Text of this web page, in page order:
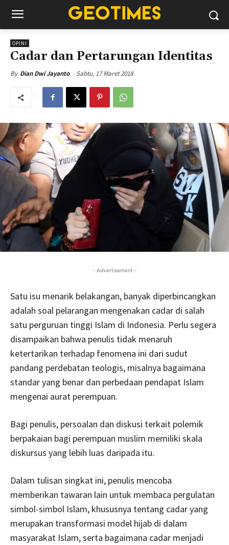
OPINI
Cadar dan Pertarungan Identitas
By Dian Dwi Jayanto Sabtu, 17 Maret 2018
- Advertisement -
Satu isu menarik belakangan, banyak diperbincangkan
adalah soal pelarangan mengenakan cadar di salah
satu perguruan tinggi Islam di Indonesia. Perlu segera
disampaikan bahwa penulis tidak menaruh
ketertarikan terhadap fenomena ini dari sudut
pandang perdebatan teologis, misalnya bagaimana
standar yang benar dan perbedaan pendapat Islam
mengenai aurat perempuan.
Bagi penulis, persoalan dan diskusi terkait polemik
berpakaian bagi perempuan muslim memiliki skala
diskursus yang lebih luas daripada itu.
Dalam tulisan singkat ini, penulis mencoba
memberikan tawaran lain untuk membaca pergulatan
simbol-simbol Islam, khususnya tentang cadar yang
merupakan transformasi model hijab di dalam
masyarakat Islam, serta bagaimana cadar menjadi